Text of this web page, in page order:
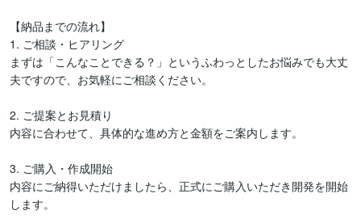
【納品までの流れ】
1. ご相談・ヒアリング
まずは「こんなことできる？」というふわっとしたお悩みでも大丈
夫ですので、お気軽にご相談ください。
2. ご提案とお見積り
内容に合わせて、具体的な進め方と金額をご案内します。
3. ご購入・作成開始
内容にご納得いただけましたら、正式にご購入いただき開発を開始
します。